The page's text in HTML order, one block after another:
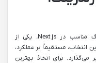
تصمیم‌گیری برای انتخاب روش رندرینگ مناسب در Next.js، یکی از
انتخاب، مستقیماً بر عملکرد،
برای اتخاذ بهترین